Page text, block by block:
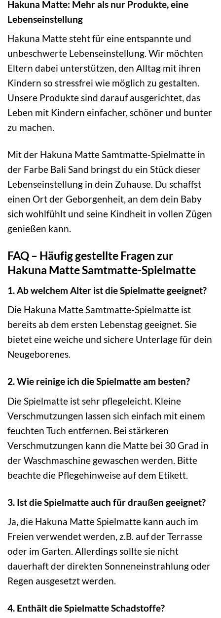
Hakuna Matte: Mehr als nur Produkte, eine
Lebenseinstellung
Hakuna Matte steht für eine entspannte und
unbeschwerte Lebenseinstellung. Wir möchten
Eltern dabei unterstützen, den Alltag mit ihren
Kindern so stressfrei wie möglich zu gestalten.
Unsere Produkte sind darauf ausgerichtet, das
Leben mit Kindern einfacher, schöner und bunter
zu machen.
Mit der Hakuna Matte Samtmatte-Spielmatte in
der Farbe Bali Sand bringst du ein Stück dieser
Lebenseinstellung in dein Zuhause. Du schaffst
einen Ort der Geborgenheit, an dem dein Baby
sich wohlfühlt und seine Kindheit in vollen Zügen
genießen kann.
FAQ – Häufig gestellte Fragen zur
Hakuna Matte Samtmatte-Spielmatte
1. Ab welchem Alter ist die Spielmatte geeignet?
Die Hakuna Matte Samtmatte-Spielmatte ist
bereits ab dem ersten Lebenstag geeignet. Sie
bietet eine weiche und sichere Unterlage für dein
Neugeborenes.
2. Wie reinige ich die Spielmatte am besten?
Die Spielmatte ist sehr pflegeleicht. Kleine
Verschmutzungen lassen sich einfach mit einem
feuchten Tuch entfernen. Bei stärkeren
Verschmutzungen kann die Matte bei 30 Grad in
der Waschmaschine gewaschen werden. Bitte
beachte die Pflegehinweise auf dem Etikett.
3. Ist die Spielmatte auch für draußen geeignet?
Ja, die Hakuna Matte Spielmatte kann auch im
Freien verwendet werden, z.B. auf der Terrasse
oder im Garten. Allerdings sollte sie nicht
dauerhaft der direkten Sonneneinstrahlung oder
Regen ausgesetzt werden.
4. Enthält die Spielmatte Schadstoffe?